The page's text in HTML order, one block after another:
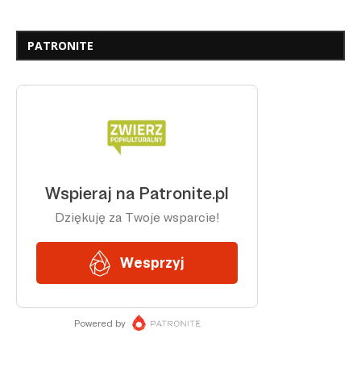
PATRONITE